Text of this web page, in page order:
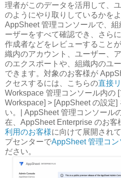
理者がこのデータを活用して、
のようにやり取りしているかを
AppSheet 管理コンソールで、
ーザーをすべて確認でき、さら
作成者などをレビューすること
織内のアカウント、ユーザー、
のエクスポートや、組織内のユ
できます。対象のお客様が
クセスするには、こちらの直接
Workspace 管理コンソール内の
Workspace] > [AppSheet の設定]
い。| AppSheet 管理コンソール
在、AppSheet Enterprise のお客
利用のお客様に向けて展開され
プセンターでAppSheet 管理コ
ださい。